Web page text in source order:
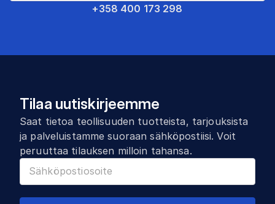
+358 400 173 298
Tilaa uutiskirjeemme
Saat tietoa teollisuuden tuotteista, tarjouksista
ja palveluistamme suoraan sähköpostiisi. Voit
peruuttaa tilauksen milloin tahansa.